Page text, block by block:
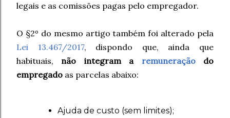
legais e as comissões pagas pelo empregador.
O §2º do mesmo artigo também foi alterado pela
Lei 13.467/2017, dispondo que, ainda que
habituais, não integram a remuneraçãodo
empregado as parcelas abaixo:
Ajuda de custo (sem limites);